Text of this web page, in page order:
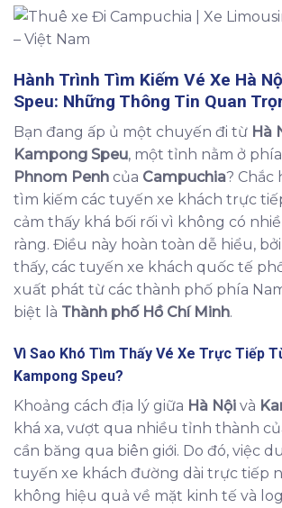
Hành Trình Tìm Kiếm Vé Xe Hà
Speu: Những Thông Tin Quan
Bạn đang ấp ủ một chuyến đi từ Hà
Kampong Speu, một tỉnh nằm ở
Phnom Penh của Campuchia? Chắc
tìm kiếm các tuyến xe khách trực
cảm thấy khá bối rối vì không có
ràng. Điều này hoàn toàn dễ hiểu,
thấy, các tuyến xe khách quốc tế
xuất phát từ các thành phố phía
biệt là Thành phố Hồ Chí Minh.
Vì Sao Khó Tìm Thấy Vé Xe Trực Tiếp
Kampong Speu?
Khoảng cách địa lý giữa Hà Nội và
khá xa, vượt qua nhiều tỉnh thành
cần băng qua biên giới. Do đó, việc
tuyến xe khách đường dài trực tiếp
không hiệu quả về mặt kinh tế và